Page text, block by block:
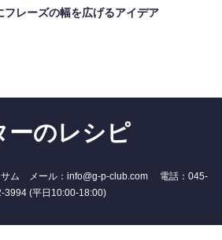
フレーズの幅を広げるアイデア
ーのレシピ
サム メール：info@g-p-club.com 電話：045-
3994 (平日10:00-18:00)